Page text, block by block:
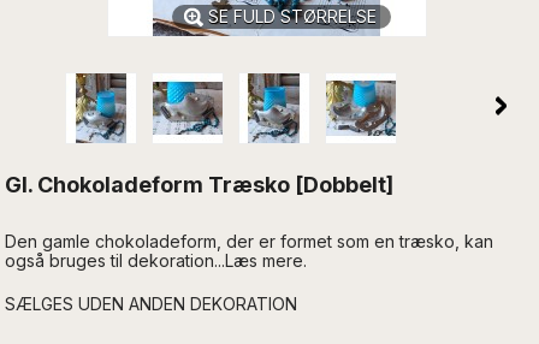
SE FULD STØRRELSE
Gl. Chokoladeform Træsko [Dobbelt]
Den gamle chokoladeform, der er formet som en træsko, kan
også bruges til dekoration...Læs mere.
SÆLGES UDEN ANDEN DEKORATION